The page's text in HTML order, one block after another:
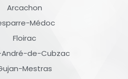
Arcachon
Médoc
Floirac
de-Cubzac
Mestras